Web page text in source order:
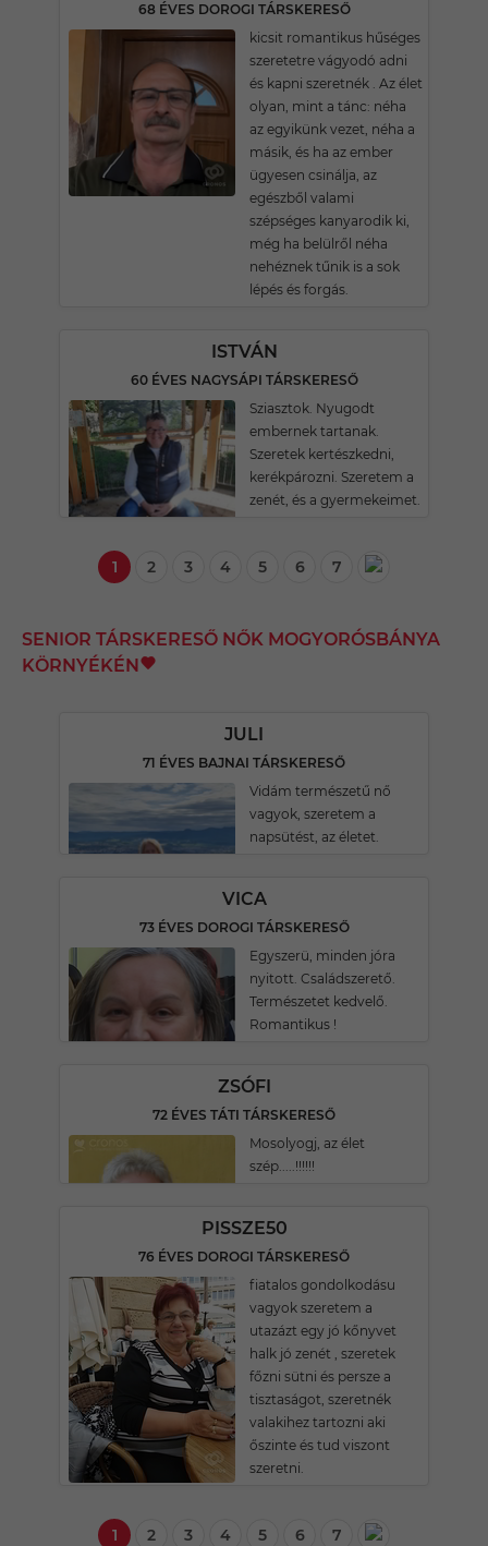
68 ÉVES DOROGI TÁRSKERESŐ
kicsit romantikus hűséges
szeretetre vágyodó adni
és kapni szeretnék . Az élet
olyan, mint a tánc: néha
az egyikünk vezet, néha a
másik, és ha az ember
ügyesen csinálja, az
egészből valami
szépséges kanyarodik ki,
még ha belülről néha
nehéznek tűnik is a sok
lépés és forgás.
ISTVÁN
60 ÉVES NAGYSÁPI TÁRSKERESŐ
Sziasztok. Nyugodt
embernek tartanak.
Szeretek kertészkedni,
kerékpározni. Szeretem a
zenét, és a gyermekeimet.
1 2 3 4 5 6 7
SENIOR TÁRSKERESŐ NŐK MOGYORÓSBÁNYA
KÖRNYÉKÉN
JULI
71 ÉVES BAJNAI TÁRSKERESŐ
Vidám természetű nő
vagyok, szeretem a
napsütést, az életet.
VICA
73 ÉVES DOROGI TÁRSKERESŐ
Egyszerü, minden jóra
nyitott. Családszerető.
Természetet kedvelő.
Romantikus !
ZSÓFI
72 ÉVES TÁTI TÁRSKERESŐ
Mosolyogj, az élet
szép.....!!!!!!
PISSZE50
76 ÉVES DOROGI TÁRSKERESŐ
fiatalos gondolkodásu
vagyok szeretem a
utazázt egy jó kőnyvet
halk jó zenét , szeretek
főzni sütni és persze a
tisztaságot, szeretnék
valakihez tartozni aki
őszinte és tud viszont
szeretni.
1 2 3 4 5 6 7